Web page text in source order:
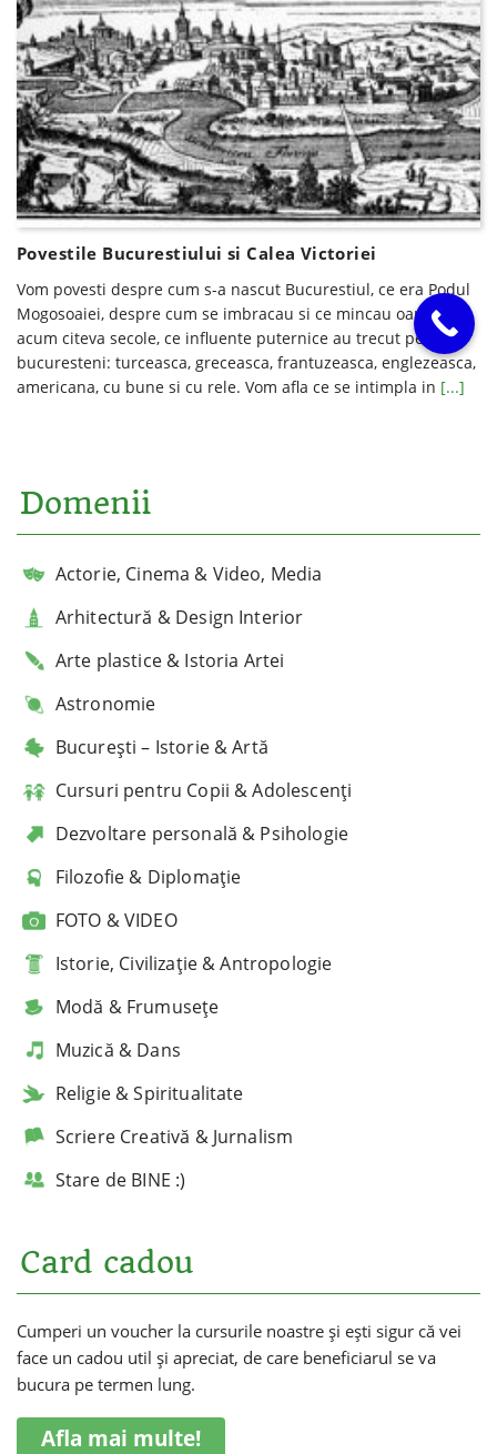
Povestile Bucurestiului si Calea Victoriei
Vom povesti despre cum s-a nascut Bucurestiul, ce era Podul
Mogosoaiei, despre cum se imbracau si ce mincau oamenii
acum citeva secole, ce influente puternice au trecut peste
bucuresteni: turceasca, greceasca, frantuzeasca, englezeasca,
americana, cu bune si cu rele. Vom afla ce se intimpla in [...]
Domenii
Actorie, Cinema & Video, Media
Arhitectură & Design Interior
Arte plastice & Istoria Artei
Astronomie
București – Istorie & Artă
Cursuri pentru Copii & Adolescenți
Dezvoltare personală & Psihologie
Filozofie & Diplomație
FOTO & VIDEO
Istorie, Civilizație & Antropologie
Modă & Frumusețe
Muzică & Dans
Religie & Spiritualitate
Scriere Creativă & Jurnalism
Stare de BINE :)
Card cadou
Cumperi un voucher la cursurile noastre și ești sigur că vei
face un cadou util și apreciat, de care beneficiarul se va
bucura pe termen lung.
Afla mai multe!